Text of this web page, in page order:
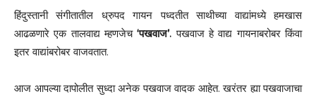
हिंदुस्तानी संगीतातील ध्रुपद गायन‌ पध्दतीत साथीच्या वाद्यांमध्ये हमखास
आढळणारे एक तालवाद्य म्हणजेच‘पखवाज’. पखवाज हे वाद्य गायनाबरोबर किंवा‌
इतर वाद्यांबरोबर वाजवतात.
आज आपल्या दापोलीत सुध्दा अनेक पखवाज वादक आहेत. खरंतर ह्या पखवाजाचा